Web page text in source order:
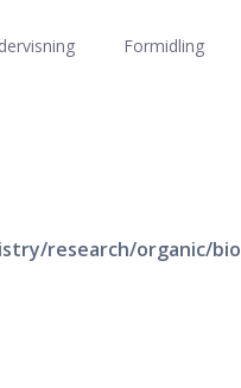
Formidling
research/organic/